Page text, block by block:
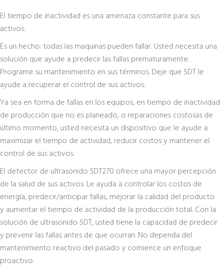
El tiempo de inactividad es una amenaza constante para sus
activos.
Es un hecho: todas las maquinas pueden fallar. Usted necesita una
solución que ayude a predecir las fallas prematuramente.
Programe su mantenimiento en sus términos. Deje que SDT le
ayude a recuperar el control de sus activos.
Ya sea en forma de fallas en los equipos, en tiempo de inactividad
de producción que no es planeado, o reparaciones costosas de
último momento, usted necesita un dispositivo que le ayude a
maximizar el tiempo de actividad, reducir costos y mantener el
control de sus activos.
El detector de ultrasonido SDT270 ofrece una mayor percepción
de la salud de sus activos. Le ayuda a controlar los costos de
energía, predecir/anticipar fallas, mejorar la calidad del producto
y aumentar el tiempo de actividad de la producción total. Con la
solución de ultrasonido SDT, usted tiene la capacidad de predecir
y prevenir las fallas antes de que ocurran. No dependa del
mantenimiento reactivo del pasado y comience un enfoque
proactivo.